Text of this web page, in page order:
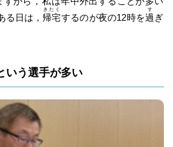
る日は， 帰宅
きたく
するのが夜の12時を過
す
ぎ
いう選手が多い